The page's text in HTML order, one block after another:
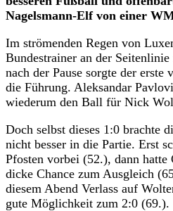
Nagelsmann-Elf von einer
Im strömenden Regen von
Bundestrainer an der
nach der Pause sorgte der
die Führung. Aleksandar
wiederum den Ball für Nick
Doch selbst dieses 1:0 brachte
nicht besser in die Partie. Erst
Pfosten vorbei (52.), dann
dicke Chance zum Ausgleich
diesem Abend Verlass auf
gute Möglichkeit zum 2:0 (69.).